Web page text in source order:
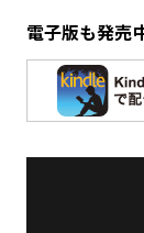
電子版も発売